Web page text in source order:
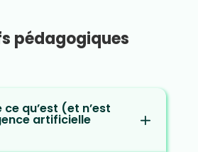
pédagogiques
qu’est (et n’est
artificielle